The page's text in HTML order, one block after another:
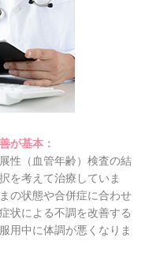
が基本：
性（血管年齢）検査の結
を考えて治療していま
の状態や合併症に合わせ
状による不調を改善する
用中に体調が悪くなりま